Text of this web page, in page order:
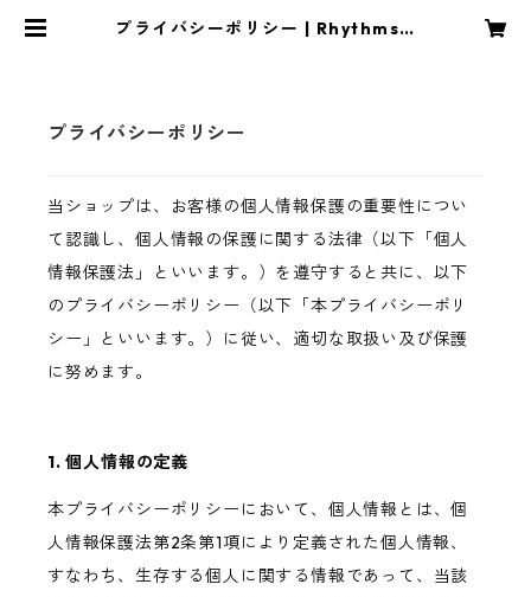
プライバシーポリシー | Rhythms L
プライバシーポリシー
当ショップは、お客様の個人情報保護の重要性につい
て認識し、個人情報の保護に関する法律（以下「個人
情報保護法」といいます。）を遵守すると共に、以下
のプライバシーポリシー（以下「本プライバシーポリ
シー」といいます。）に従い、適切な取扱い及び保護
に努めます。
1. 個人情報の定義
本プライバシーポリシーにおいて、個人情報とは、個
人情報保護法第2条第1項により定義された個人情報、
すなわち、生存する個人に関する情報であって、当該